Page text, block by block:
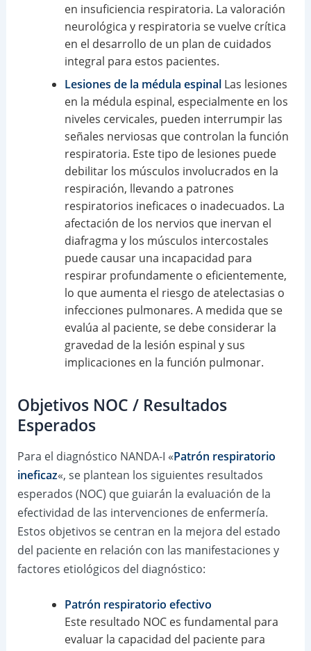
en insuficiencia respiratoria. La valoración
neurológica y respiratoria se vuelve crítica
en el desarrollo de un plan de cuidados
integral para estos pacientes.
Lesiones de la médula espinalLas lesiones
en la médula espinal, especialmente en los
niveles cervicales, pueden interrumpir las
señales nerviosas que controlan la función
respiratoria. Este tipo de lesiones puede
debilitar los músculos involucrados en la
respiración, llevando a patrones
respiratorios ineficaces o inadecuados. La
afectación de los nervios que inervan el
diafragma y los músculos intercostales
puede causar una incapacidad para
respirar profundamente o eficientemente,
lo que aumenta el riesgo de atelectasias o
infecciones pulmonares. A medida que se
evalúa al paciente, se debe considerar la
gravedad de la lesión espinal y sus
implicaciones en la función pulmonar.
Objetivos NOC / Resultados
Esperados
Para el diagnóstico NANDA-I «Patrón respiratorio
ineficaz«, se plantean los siguientes resultados
esperados (NOC) que guiarán la evaluación de la
efectividad de las intervenciones de enfermería.
Estos objetivos se centran en la mejora del estado
del paciente en relación con las manifestaciones y
factores etiológicos del diagnóstico:
Patrón respiratorio efectivo
Este resultado NOC es fundamental para
evaluar la capacidad del paciente para